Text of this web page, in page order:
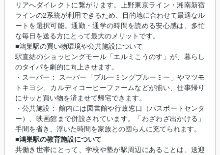
リアへダイレクトに繋がります。上野東京ライン・湘南新宿
ラインの2系統が利用できるため、目的地に合わせて最適なル
ートを選択可能。通勤・通学の時間を読める安心感は、多忙
な毎日を送る方にとって最大のメリットです。
■鴻巣駅の買い物環境や公共施設について
駅直結のショッピングモール「エルミこうのす」が、暮らし
のタイパを劇的に向上させます。
・スーパー： スーパー「ブルーミングブルーミー」やマツモ
トキヨシ、カルディコーヒーファームなどが揃い、仕事帰り
にサッと買い物を済ませて帰宅できます。
・公共施設： 館内には図書館や行政窓口（パスポートセンタ
ー）、映画館まで併設されています。「わざわざ出かける」
手間を省き、浮いた時間を家族との団らんに充てられます。
■鴻巣駅の教育施設について
共働き世帯にとって、学校や塾が駅周辺にあることは、送迎